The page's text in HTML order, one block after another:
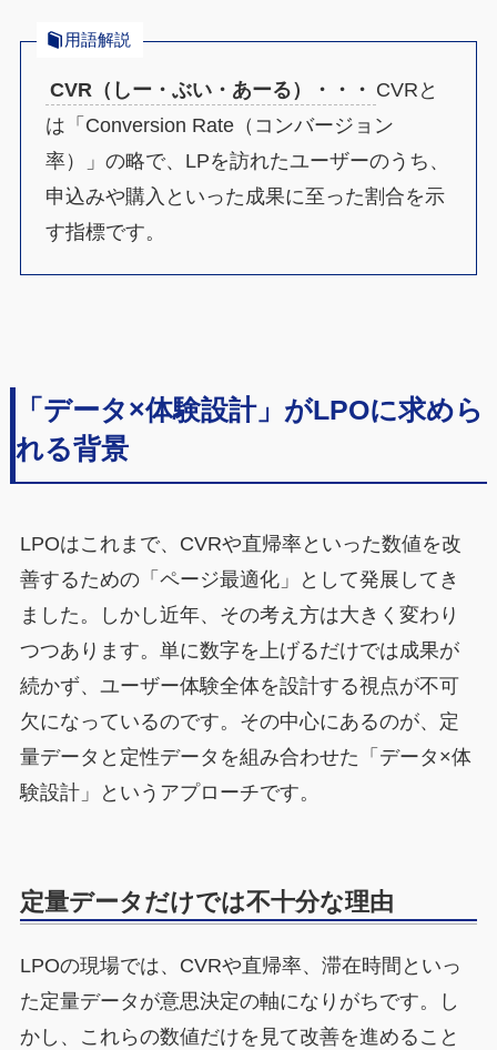
用語解説
CVR（しー・ぶい・あーる）・・・ CVRと
は「Conversion Rate（コンバージョン
率）」の略で、LPを訪れたユーザーのうち、
申込みや購入といった成果に至った割合を示
す指標です。
「データ×体験設計」がLPOに求めら
れる背景
LPOはこれまで、CVRや直帰率といった数値を改
善するための「ページ最適化」として発展してき
ました。しかし近年、その考え方は大きく変わり
つつあります。単に数字を上げるだけでは成果が
続かず、ユーザー体験全体を設計する視点が不可
欠になっているのです。その中心にあるのが、定
量データと定性データを組み合わせた「データ×体
験設計」というアプローチです。
定量データだけでは不十分な理由
LPOの現場では、CVRや直帰率、滞在時間といっ
た定量データが意思決定の軸になりがちです。し
かし、これらの数値だけを見て改善を進めること